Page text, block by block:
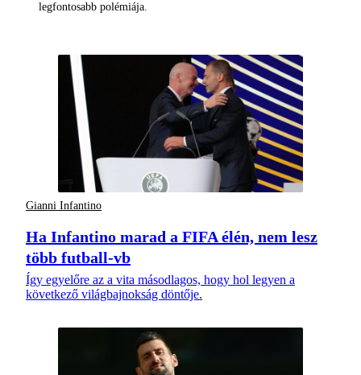
legfontosabb polémiája.
Gianni Infantino
Ha Infantino marad a FIFA élén, nem lesz
több futball-vb
Így egyelőre az a vita másodlagos, hogy hol legyen a
következő világbajnokság döntője.